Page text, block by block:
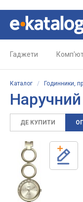
Гаджети
Каталог / Годинники,
ДЕ КУПИТИ